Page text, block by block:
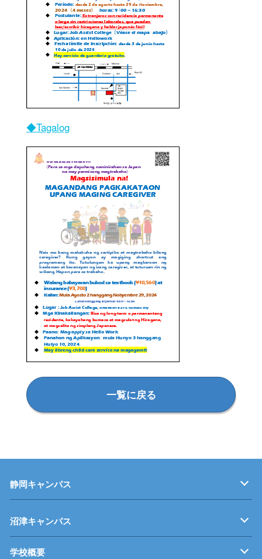
◆Tagalog
一覧に戻る
静岡キャンパス
キャンパス紹介
機械・制御技術科
電気技術科
建築設備科
沼津キャンパス
キャンパス紹介
機械・生産技術科
電子情報技術科
情報技術科
学校概要